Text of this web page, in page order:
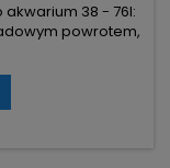
38 - 76l:
powrotem,
5,5W – niskie
225–450 l/h –
38–76 l.
filtracja;